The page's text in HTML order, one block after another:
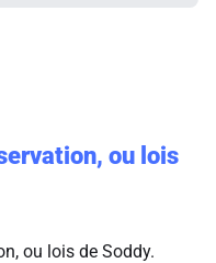
ou lois
ou lois de Soddy.